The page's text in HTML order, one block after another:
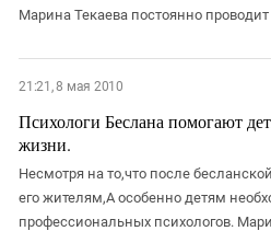
Марина Текаева постоянно проводит
21:21, 8 мая 2010
Психологи Беслана помогают
жизни.
Несмотря на то,что после
его жителям,А особенно детям
профессиональных психологов.